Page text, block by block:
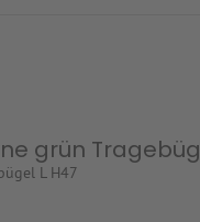
grün
L H47